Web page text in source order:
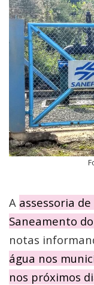
A assessoria
Saneamento
notas
água nos
nos próximos